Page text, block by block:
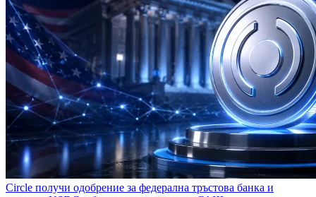
Circle получи одобрение за федерална тръстова банка и